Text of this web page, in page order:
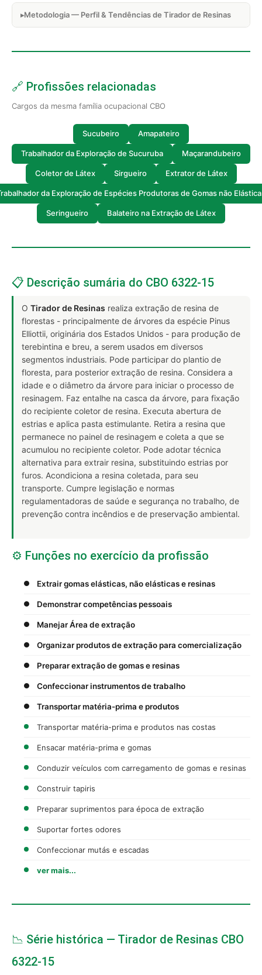
Metodologia — Perfil & Tendências de Tirador de Resinas
🔗 Profissões relacionadas
Cargos da mesma família ocupacional CBO
Sucubeiro Amapateiro
Trabalhador da Exploração de Sucuruba Maçarandubeiro
Coletor de Látex Sirgueiro Extrator de Látex
da Exploração de Espécies Produtoras de Gomas não
Seringueiro Balateiro na Extração de Látex
📋 Descrição sumária do CBO 6322-15
O Tirador de Resinas realiza extração de resina de
florestas - principalmente de árvores da espécie Pinus
Elliottii, originária dos Estados Unidos - para produção de
terebintina e breu, a serem usados em diversos
segmentos industriais. Pode participar do plantio de
floresta, para posterior extração de resina. Considera a
idade e o diâmetro da árvore para iniciar o processo de
resinagem. Faz entalhe na casca da árvore, para fixação
do recipiente coletor de resina. Executa abertura de
estrias e aplica pasta estimulante. Retira a resina que
permanece no painel de resinagem e coleta a que se
acumulou no recipiente coletor. Pode adotar técnica
alternativa para extrair resina, substituindo estrias por
furos. Acondiciona a resina coletada, para seu
transporte. Cumpre legislação e normas
regulamentadoras de saúde e segurança no trabalho, de
prevenção contra incêndios e de preservação ambiental.
⚙️ Funções no exercício da profissão
Extrair gomas elásticas, não elásticas e resinas
Demonstrar competências pessoais
Manejar Área de extração
Organizar produtos de extração para comercialização
Preparar extração de gomas e resinas
Confeccionar instrumentos de trabalho
Transportar matéria-prima e produtos
Transportar matéria-prima e produtos nas costas
Ensacar matéria-prima e gomas
Conduzir veículos com carregamento de gomas e resinas
Construir tapiris
Preparar suprimentos para época de extração
Suportar fortes odores
Confeccionar mutás e escadas
ver mais...
📉 Série histórica — Tirador de Resinas CBO
6322-15